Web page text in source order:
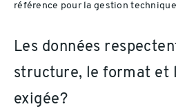
référence pour la gestion
Les données
structure, le format et
exigée?